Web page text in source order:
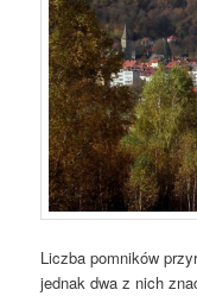
Liczba pomników
jednak dwa z nich